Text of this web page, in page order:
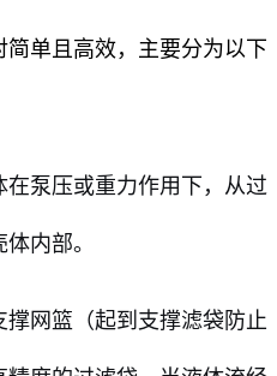
简单且高效，主要分为以下
泵压或重力作用下，从过
内部。
网篮（起到支撑滤袋防止